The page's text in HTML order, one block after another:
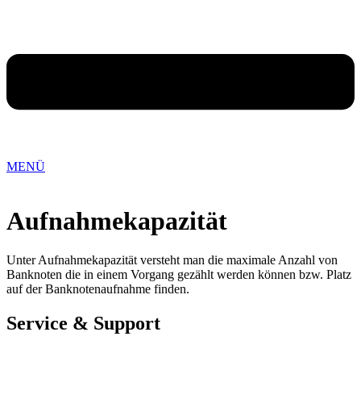
MENÜ
Aufnahmekapazität
Unter Aufnahmekapazität versteht man die maximale Anzahl von
Banknoten die in einem Vorgang gezählt werden können bzw. Platz
auf der Banknotenaufnahme finden.
Service & Support